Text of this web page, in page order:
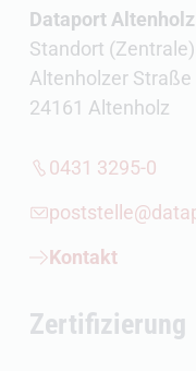
Dataport Altenholz
Standort (Zentrale)
Altenholzer Straße
24161 Altenholz
0431 3295-0
Kontakt
Zertifizierung